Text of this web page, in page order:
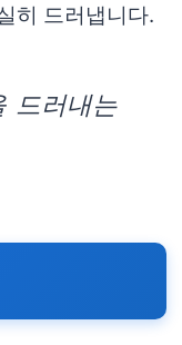
히 드러냅니다.
드러내는